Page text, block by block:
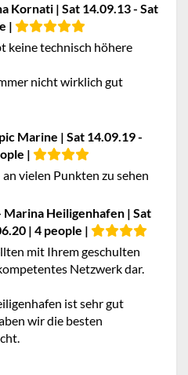
Kornati | Sat 14.09.13 - Sat
|
keine technisch höhere
nicht wirklich gut
Marine | Sat 14.09.19 -
|
vielen Punkten zu sehen
Heiligenhafen | Sat
| 4 people |
mit Ihrem geschulten
Netzwerk dar.
ist sehr gut
wir die besten